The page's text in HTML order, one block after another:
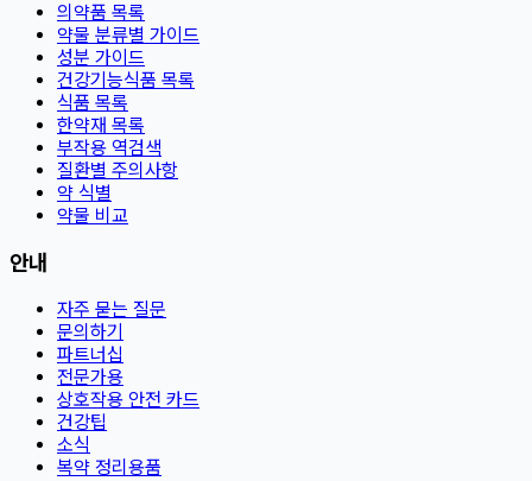
의약품 목록
약물 분류별 가이드
성분 가이드
건강기능식품 목록
식품 목록
한약재 목록
부작용 역검색
질환별 주의사항
약 식별
약물 비교
안내
자주 묻는 질문
문의하기
파트너십
전문가용
상호작용 안전 카드
건강팁
소식
복약 정리용품